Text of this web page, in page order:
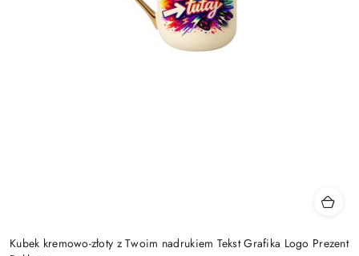
Kubek kremowo-złoty z Twoim nadrukiem Tekst Grafika Logo Prezent